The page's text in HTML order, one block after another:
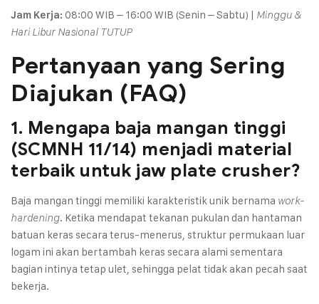
Jam Kerja: 08:00 WIB – 16:00 WIB (Senin – Sabtu) | Minggu &
Hari Libur Nasional TUTUP
Pertanyaan yang Sering
Diajukan (FAQ)
1. Mengapa baja mangan tinggi
(SCMNH 11/14) menjadi material
terbaik untuk jaw plate crusher?
Baja mangan tinggi memiliki karakteristik unik bernama work-
hardening. Ketika mendapat tekanan pukulan dan hantaman
batuan keras secara terus-menerus, struktur permukaan luar
logam ini akan bertambah keras secara alami sementara
bagian intinya tetap ulet, sehingga pelat tidak akan pecah saat
bekerja.